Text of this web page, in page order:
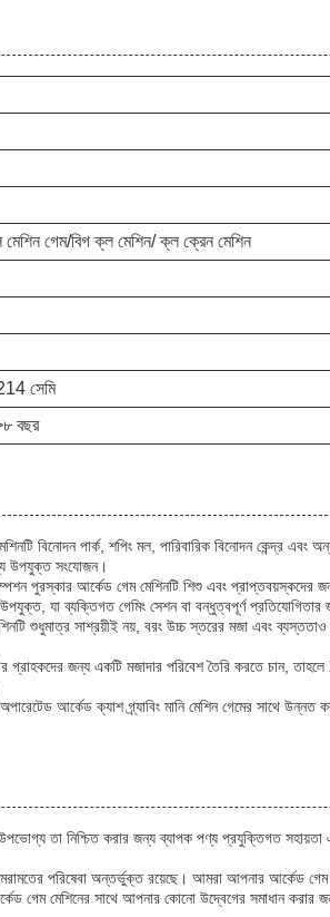
গেম/বিগ ক্ল মেশিন/ ক্ল ক্রেন মেশিন
সেমি
বছর
বিনোদন পার্ক, শপিং মল, পারিবারিক বিনোদন কেন্দ্র
উপযুক্ত সংযোজন।
পুরস্কার আর্কেড গেম মেশিনটি শিশু এবং প্রাপ্তবয়স্কদের
যা ব্যক্তিগত গেমিং সেশন বা বন্ধুত্বপূর্ণ
শুধুমাত্র সাশ্রয়ীই নয়, বরং উচ্চ স্তরের মজা এবং
জন্য একটি মজাদার পরিবেশ তৈরি করতে চান,
আর্কেড ক্যাশ গ্র্যাবিং মানি মেশিন গেমের সাথে
তা নিশ্চিত করার জন্য ব্যাপক পণ্য প্রযুক্তিগত
মেরামতের পরিষেবা অন্তর্ভুক্ত রয়েছে। আমরা আপনার
গেম মেশিনের সাথে আপনার কোনো উদ্বেগের সমাধান